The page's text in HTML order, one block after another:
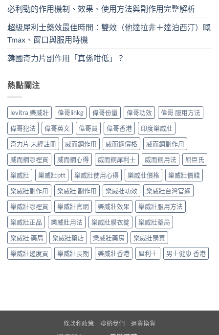
必利勁的作用機制、效果、使用方法與副作用完整解析
超級犀利士藥效最佳時間：雙效（他達拉非＋達泊西汀）嘅
Tmax、窗口與服用時機
韓國奇力片副作用「真係咁低」？
熱點關注
levitra 樂威壯 偉哥lihkg 偉哥份量 偉哥功效
偉哥 服用方法
偉哥犯法
偉哥英文 偉哥買 偉哥香港
印度樂威壯
奇力片 未經註冊
威而鋼作用 威而鋼價格
威而鋼副作用
威而鋼哪裡買
威而鋼心得 威而鋼犀利士 威而鋼用法
屈臣氏
樂威壯
樂威壯ptt 樂威壯使用心得 樂威壯價格
樂威壯價錢
樂威壯副作用
樂威壯 副作用 樂威壯功效
樂威壯台灣官網
樂威壯哪裡買
樂威壯官網 樂威壯效果
樂威壯服用方法
樂威壯正品
樂威壯用法 樂威壯膜衣錠
樂威壯藥局
樂威壯 藥局
樂威壯藥店 樂威壯藥房
樂威壯購買
樂威壯邊度買
樂威壯長期 樂威壯香港 犀利士 男士健康 香港
條款和政策 聯絡我們 退貨換貨